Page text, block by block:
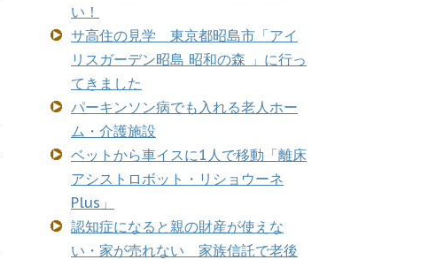
い！
サ高住の見学 東京都昭島市「アイ
リスガーデン昭島 昭和の森 」に行っ
てきました
パーキンソン病でも入れる老人ホー
ム・介護施設
ベットから車イスに1人で移動「離床
アシストロボット・リショウーネ
Plus」
認知症になると親の財産が使えな
い・家が売れない 家族信託で老後